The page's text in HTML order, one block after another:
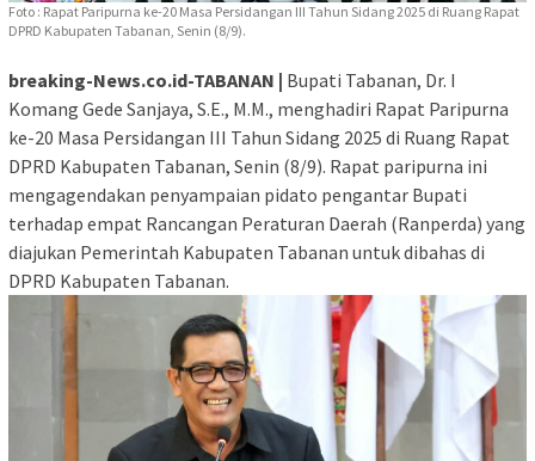
Foto : Rapat Paripurna ke-20 Masa Persidangan III Tahun Sidang 2025 di Ruang Rapat
DPRD Kabupaten Tabanan, Senin (8/9).
breaking-News.co.id-TABANAN | Bupati Tabanan, Dr. I
Komang Gede Sanjaya, S.E., M.M., menghadiri Rapat Paripurna
ke-20 Masa Persidangan III Tahun Sidang 2025 di Ruang Rapat
DPRD Kabupaten Tabanan, Senin (8/9). Rapat paripurna ini
mengagendakan penyampaian pidato pengantar Bupati
terhadap empat Rancangan Peraturan Daerah (Ranperda) yang
diajukan Pemerintah Kabupaten Tabanan untuk dibahas di
DPRD Kabupaten Tabanan.